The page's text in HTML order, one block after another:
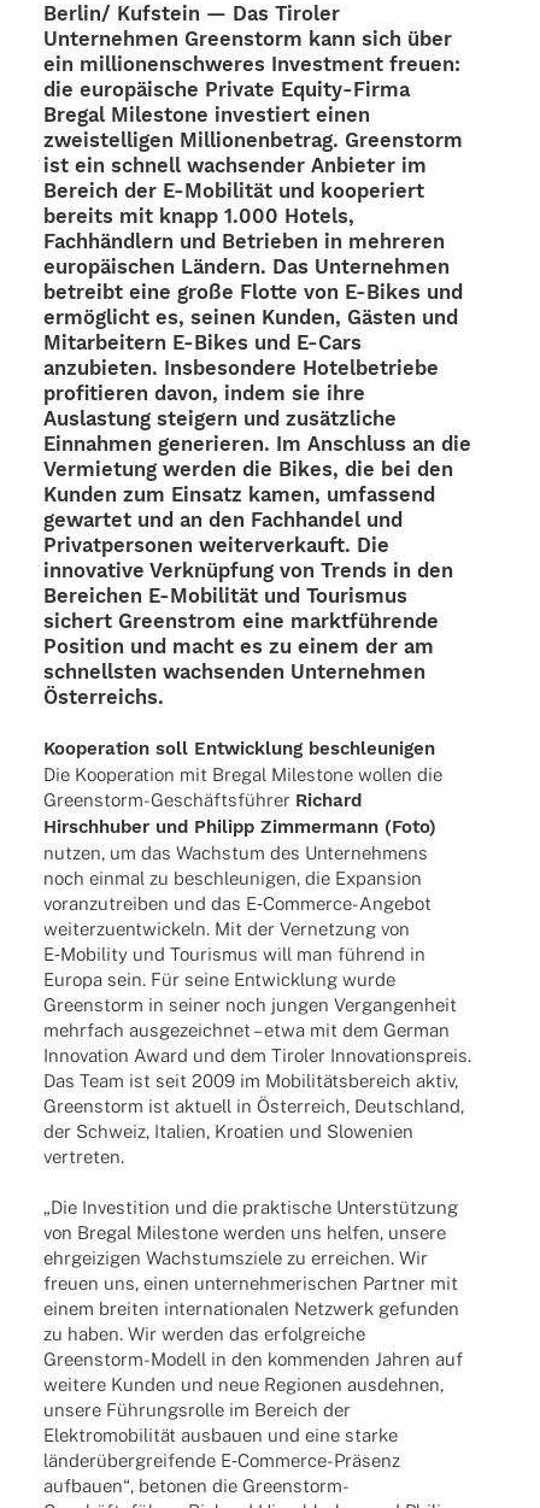
Berlin/ Kufstein — Das Tiro­ler
Unter­neh­men Green­storm kann sich über
ein millio­nen­schwe­res Invest­ment freuen:
die euro­päi­sche Private Equity-Firma
Bregal Mile­stone inves­tiert einen
zwei­stel­li­gen Millio­nen­be­trag. Green­storm
ist ein schnell wach­sen­der Anbie­ter im
Bereich der E‑Mobilität und koope­riert
bereits mit knapp 1.000 Hotels,
Fach­händ­lern und Betrie­ben in mehre­ren
euro­päi­schen Ländern. Das Unter­neh­men
betreibt eine große Flotte von E‑Bikes und
ermög­licht es, seinen Kunden, Gästen und
Mitar­bei­tern E‑Bikes und E‑Cars
anzu­bie­ten. Insbe­son­dere Hotel­be­triebe
profi­tie­ren davon, indem sie ihre
Auslas­tung stei­gern und zusätz­li­che
Einnah­men gene­rie­ren. Im Anschluss an die
Vermie­tung werden die Bikes, die bei den
Kunden zum Einsatz kamen, umfas­send
gewar­tet und an den Fach­han­del und
Privat­per­so­nen weiter­ver­kauft. Die
inno­va­tive Verknüp­fung von Trends in den
Berei­chen E‑Mobilität und Touris­mus
sichert Green­strom eine markt­füh­rende
Posi­tion und macht es zu einem der am
schnells­ten wach­sen­den Unter­neh­men
Österreichs.
Koope­ra­tion soll Entwick­lung beschleunigen
Die Koope­ra­tion mit Bregal Mile­stone wollen die
Green­s­torm-Geschäfts­­­füh­­rer Richard
Hirsch­hu­ber und Phil­ipp Zimmer­mann (Foto)
nutzen, um das Wachs­tum des Unter­neh­mens
noch einmal zu beschleu­ni­gen, die Expan­sion
voran­zu­trei­ben und das E‑Com­­merce-Ange­­bot
weiter­zu­ent­wi­ckeln. Mit der Vernet­zung von
E‑Mobility und Touris­mus will man führend in
Europa sein. Für seine Entwick­lung wurde
Green­storm in seiner noch jungen Vergan­gen­heit
mehr­fach ausge­zeich­net – etwa mit dem German
Inno­va­tion Award und dem Tiro­ler Inno­va­ti­ons­preis.
Das Team ist seit 2009 im Mobi­li­täts­be­reich aktiv,
Green­storm ist aktu­ell in Öster­reich, Deutsch­land,
der Schweiz, Italien, Kroa­tien und Slowe­nien
vertreten.
„Die Inves­ti­tion und die prak­ti­sche Unter­stüt­zung
von Bregal Mile­stone werden uns helfen, unsere
ehrgei­zi­gen Wachs­tums­ziele zu errei­chen. Wir
freuen uns, einen unter­neh­me­ri­schen Part­ner mit
einem brei­ten inter­na­tio­na­len Netz­werk gefun­den
zu haben. Wir werden das erfolg­rei­che
Green­s­torm-Modell in den kommen­den Jahren auf
weitere Kunden und neue Regio­nen ausdeh­nen,
unsere Führungs­rolle im Bereich der
Elek­tro­mo­bi­li­tät ausbauen und eine starke
länder­über­grei­fende E‑Com­­merce-Präsenz
aufbauen“, beto­nen die Green­s­torm-